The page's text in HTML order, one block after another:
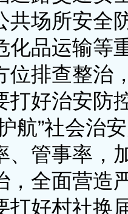
共场所安全
化品运输等
位排查整治
打好治安防
航”社会治
、管事率，
，全面营造
打好村社换